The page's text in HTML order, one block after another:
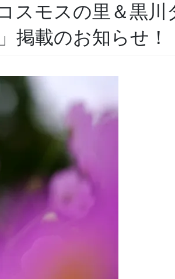
スモスの里＆黒川
掲載のお知らせ！